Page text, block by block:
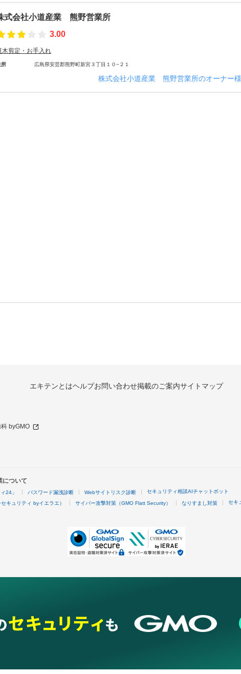
式会社小道産業 熊野営業所
3.00
木剪定・お手入れ
所 広島県安芸郡熊野町新宮３丁目１０−２１
株式会社小道産業 熊野営業所のオーナー
エキテンとはヘルプお問い合わせ掲載のご案内サイトマップ
byGMO
について
24」 パスワード漏洩診断 Webサイトリスク診断 セキュリティ相談AIチャットボット
キュリティ byイエラエ） サイバー攻撃対策（GMO Flatt Security） なりすまし対策 セキ